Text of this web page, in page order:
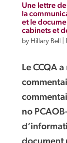
Une lettre
la
et le
cabinets et
by Hillary Bell|
Le CCQA
no
document